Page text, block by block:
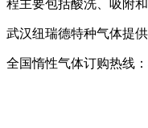
程主要包括酸洗、吸附和
武汉纽瑞德特种气体提
全国惰性气体订购热线：